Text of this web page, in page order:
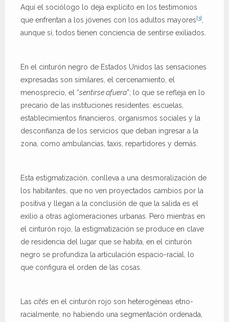
Aquí el sociólogo lo deja explícito en los testimonios
que enfrentan a los jóvenes con los adultos mayores[3]
aunque sí, todos tienen conciencia de sentirse exiliados.
En el cinturón negro de Estados Unidos las sensaciones
expresadas son similares, el cercenamiento, el
menosprecio, el “sentirse afuera”; lo que se refleja en lo
precario de las instituciones residentes: escuelas,
establecimientos financieros, organismos sociales y la
desconfianza de los servicios que deban ingresar a la
zona, como ambulancias, taxis, repartidores y demás.
Esta estigmatización, conlleva a una desmoralización de
los habitantes, que no ven proyectados cambios por la
positiva y llegan a la conclusión de que la salida es el
exilio a otras aglomeraciones urbanas. Pero mientras en
el cinturón rojo, la estigmatización se produce en clave
de residencia del lugar que se habita, en el cinturón
negro se profundiza la articulación espacio-racial, lo
que configura el orden de las cosas.
Las cités en el cinturón rojo son heterogéneas etno-
racialmente, no habiendo una segmentación ordenada,